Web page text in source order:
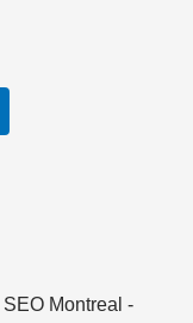
SEO Montreal -